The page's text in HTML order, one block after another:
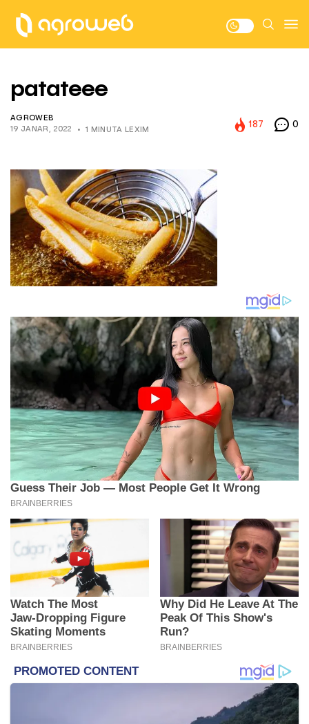
patateee
AGROWEB
19 JANAR, 2022
1 MINUTA LEXIM
187 0